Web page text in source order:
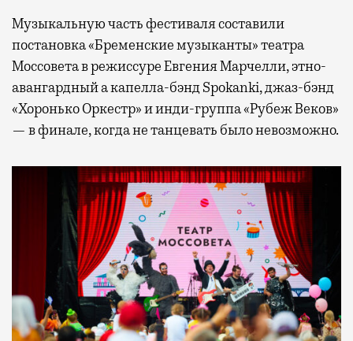
Музыкальную часть фестиваля составили
постановка «Бременские музыканты» театра
Моссовета в режиссуре Евгения Марчелли, этно-
авангардный а капелла-бэнд Spokanki, джаз-бэнд
«Хоронько Оркестр» и инди-группа «Рубеж Веков»
— в финале, когда не танцевать было невозможно.